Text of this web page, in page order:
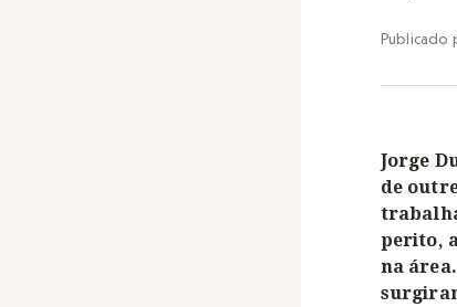
Publicado
Jorge
de
perito,
na